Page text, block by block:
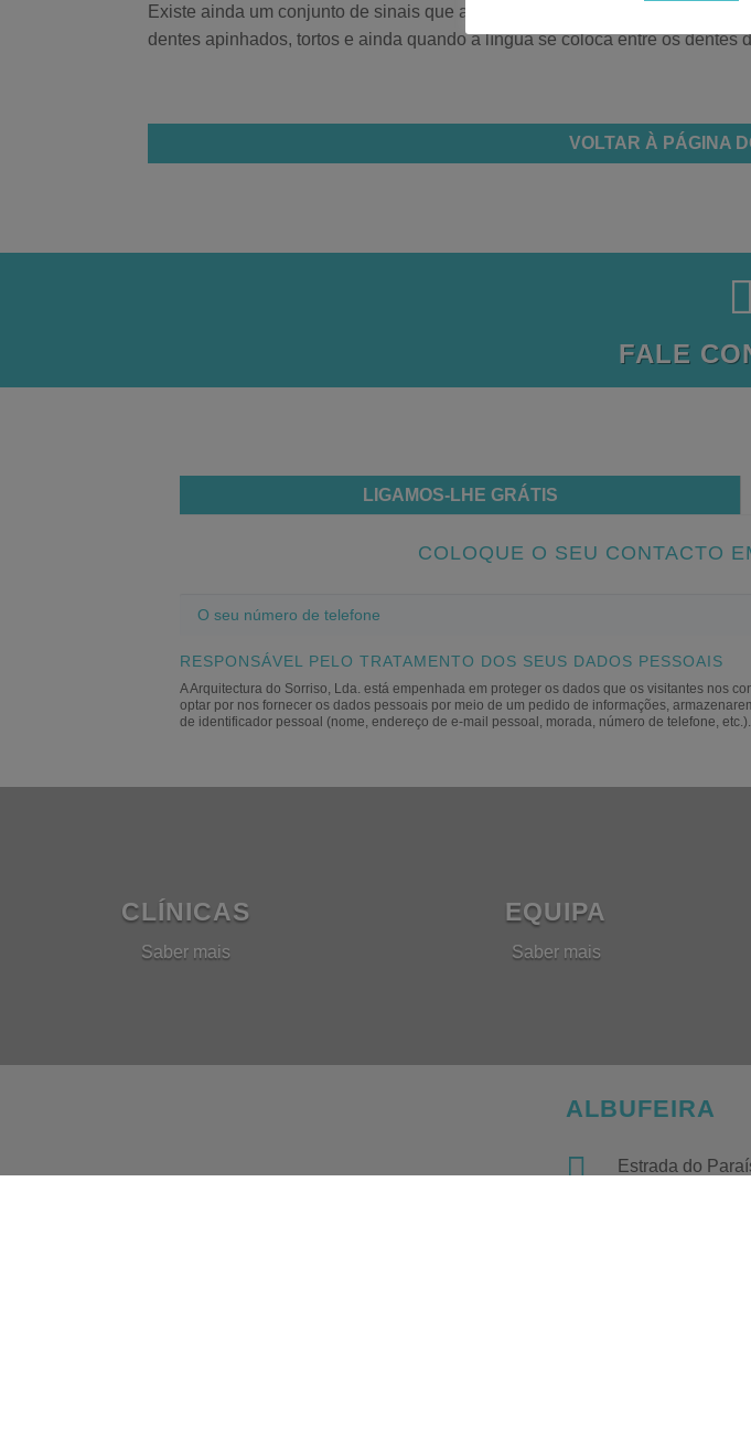
Existe ainda um conjunto de sinais que a OFM irá tratar como: apneia do
dentes apinhados, tortos e ainda quando a língua se coloca entre os dentes
VOLTAR À PÁGINA

FALE
LIGAMOS-LHE GRÁTIS
COLOQUE O SEU CONTACTO
número
de
telefone
RESPONSÁVEL PELO TRATAMENTO DOS SEUS DADOS PESSOAIS
A Arquitectura do Sorriso, Lda. está empenhada em proteger os dados que os visitantes nos
optar por nos fornecer os dados pessoais ​​por meio de um pedido de informações,
de identificador pessoal (nome, endereço de e-mail pessoal, morada, número de telefone, etc.).
CLÍNICAS
Saber mais
EQUIPA
Saber mais
ALBUFEIRA

Estrada do